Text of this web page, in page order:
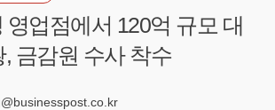
영업점에서 120억 규모 대
금감원 수사 착수